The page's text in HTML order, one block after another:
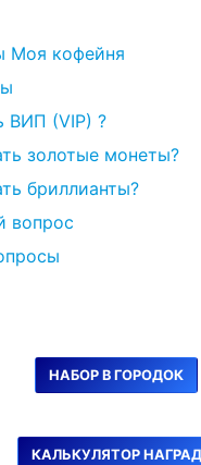
Моя кофейня
ВИП (VIP) ?
золотые монеты?
бриллианты?
вопрос
НАБОР В ГОРОДОК
КАЛЬКУЛЯТОР НАГРАД